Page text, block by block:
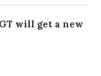
will get a new